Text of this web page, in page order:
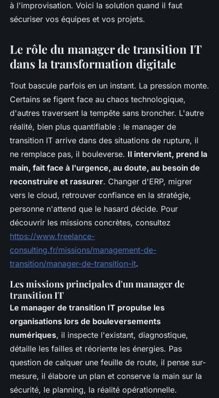
à l'improvisation. Voici la solution quand il faut
sécuriser vos équipes et vos projets.
Le rôle du manager de transition IT
dans la transformation digitale
Tout bascule parfois en un instant. La pression monte.
Certains se figent face au chaos technologique,
d'autres traversent la tempête sans broncher. L'autre
réalité, bien plus quantifiable : le manager de
transition IT arrive dans des situations de rupture, il
ne remplace pas, il bouleverse. Il intervient, prend la
main, fait face à l'urgence, au doute, au besoin de
reconstruire et rassurer. Changer d'ERP, migrer
vers le cloud, retrouver confiance en la stratégie,
personne n'attend que le hasard décide. Pour
découvrir les missions concrètes, consultez
https://www.freelance-
consulting.fr/missions/management-de-
transition/manager-de-transition-it.
Les missions principales d'un manager de
transition IT
Le manager de transition IT propulse les
organisations lors de bouleversements
numériques, il inspecte l'existant, diagnostique,
détaille les failles et réoriente les énergies. Pas
question de calquer une feuille de route, il pense sur-
mesure, il élabore un plan et conserve la main sur la
sécurité, le planning, la réalité opérationnelle.